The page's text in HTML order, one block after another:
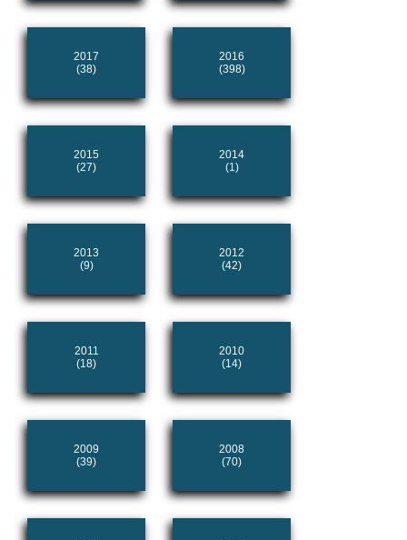
2017
(38)
2016
(398)
2015
(27)
2014
(1)
2013
(9)
2012
(42)
2011
(18)
2010
(14)
2009
(39)
2008
(70)